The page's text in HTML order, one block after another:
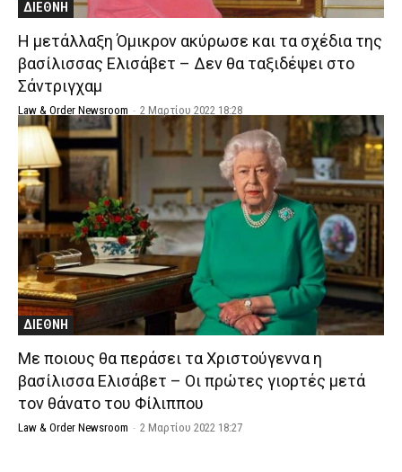
ΔΙΕΘΝΗ
Η μετάλλαξη Όμικρον ακύρωσε και τα σχέδια της
βασίλισσας Ελισάβετ – Δεν θα ταξιδέψει στο
Σάντριγχαμ
Law & Order Newsroom - 2 Μαρτίου 2022 18:28
ΔΙΕΘΝΗ
Με ποιους θα περάσει τα Χριστούγεννα η
βασίλισσα Ελισάβετ – Οι πρώτες γιορτές μετά
τον θάνατο του Φίλιππου
Law & Order Newsroom - 2 Μαρτίου 2022 18:27